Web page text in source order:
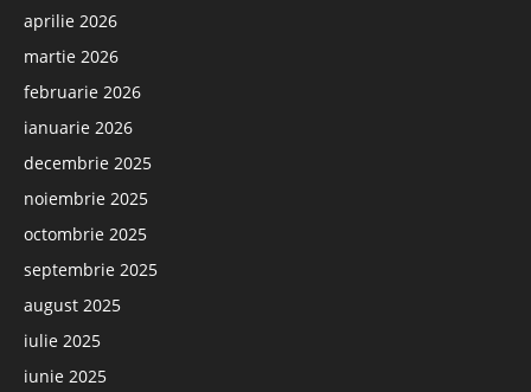
aprilie 2026
martie 2026
februarie 2026
ianuarie 2026
decembrie 2025
noiembrie 2025
octombrie 2025
septembrie 2025
august 2025
iulie 2025
iunie 2025